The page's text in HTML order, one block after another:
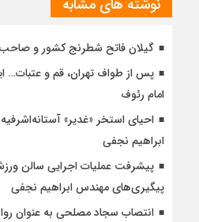
گیلان فاتح شطرنج کشور و
پس از طواف تهران، قم و عتبات…
امام رئوف
احیای استخر «غدیر»
ابراهیم نجفی
پیشرفت عملیات اجرایی سالن
پیگیری‌های مهندس ابراهیم نجفی
انتصاب سجاد مصلحی به عنوان